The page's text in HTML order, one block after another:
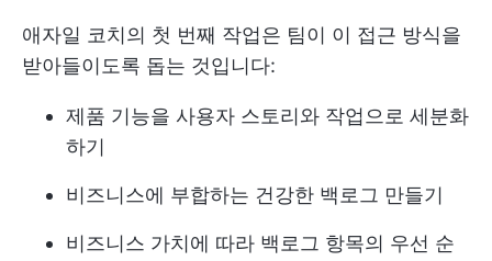
애자일 코치의 첫 번째 작업은 팀이 이 접근 방식을
받아들이도록 돕는 것입니다:
제품 기능을 사용자 스토리와 작업으로 세분화
하기
비즈니스에 부합하는 건강한 백로그 만들기
비즈니스 가치에 따라 백로그 항목의 우선 순